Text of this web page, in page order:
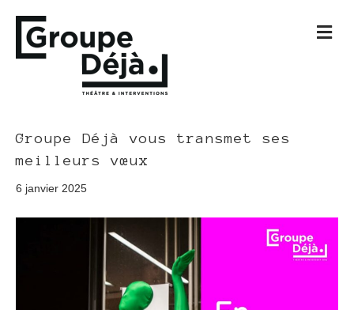
M
Groupe Déjà vous transmet ses
meilleurs vœux
6 janvier 2025